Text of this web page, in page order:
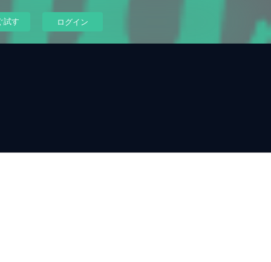
試す ログイン